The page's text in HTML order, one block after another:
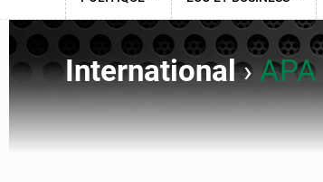
International›APA